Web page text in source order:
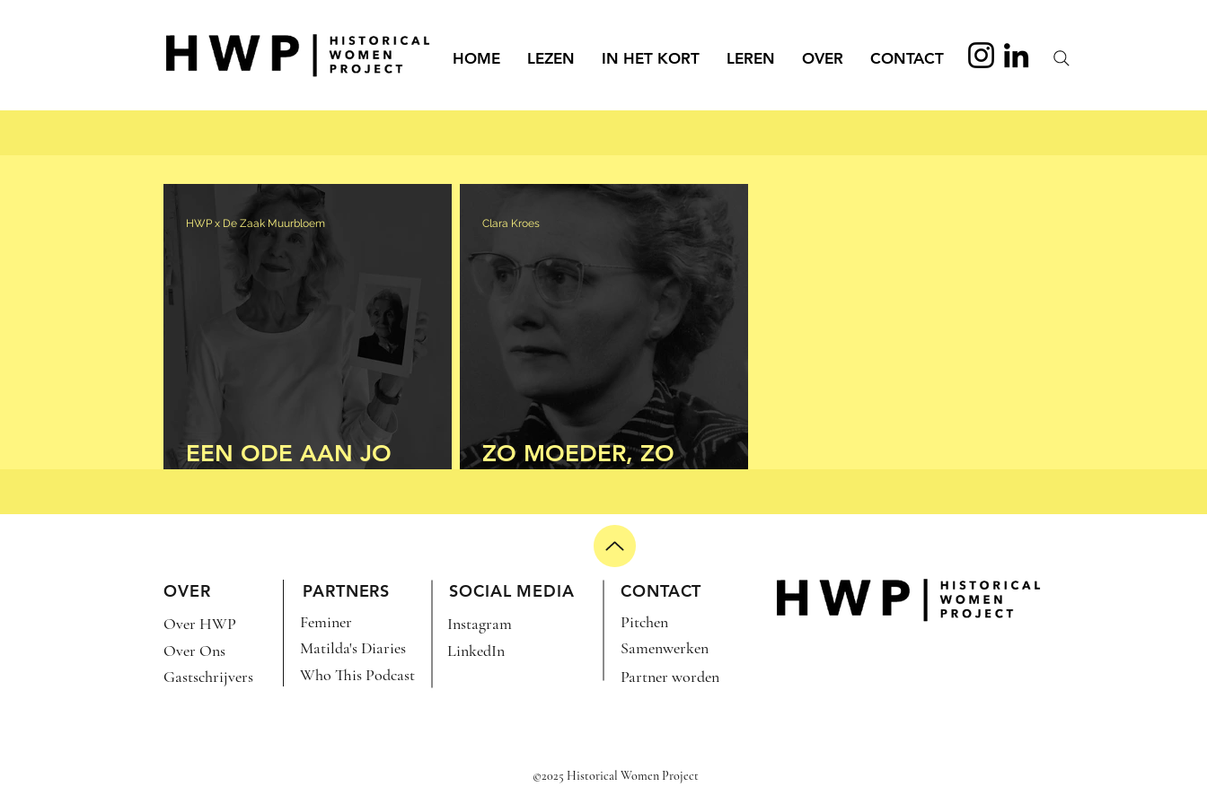
HOME LEZEN IN HET KORT LEREN OVER CONTACT
EEN ODE AAN JO
HWP x De Zaak Muurbloem
ZO MOEDER, ZO
Clara Kroes
OVER PARTNERS SOCIAL MEDIA CONTACT
Over HWP
Over Ons
Pitchen
Samenwerken
Instagram
Feminer
Matilda's Diaries
LinkedIn
Gastschrijvers
Who This Podcast Partner worden
©2025 Historical Women Project